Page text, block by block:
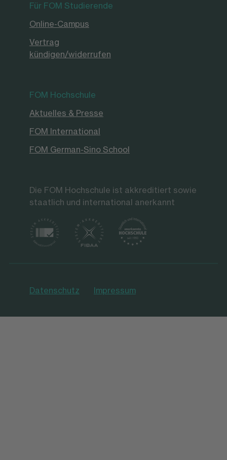
Für FOM Studierende
Online-Campus
Vertrag
kündigen/widerrufen
FOM Hochschule
Aktuelles & Presse
FOM International
FOM German-Sino School
Die FOM Hochschule ist akkreditiert sowie
staatlich und international anerkannt
Datenschutz Impressum